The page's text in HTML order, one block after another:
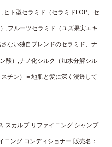
ト型セラミド（セラミドEOP、セ
,フルーツセラミド（ユズ果実エキ
ない独自ブレンドのセラミド、ナ
酸）,ナノ化シルク（加水分解シル
チン）＝地肌と髪に深く浸透して
スカルプ リファイニング シャンプ
ング コンディショナー 販売名：